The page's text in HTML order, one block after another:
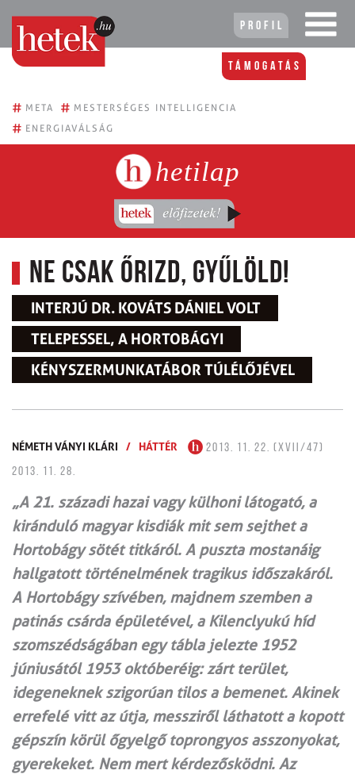
Profil
Támogatás
# META # MESTERSÉGES INTELLIGENCIA
# ENERGIAVÁLSÁG
hetilap
Ne csak őrizd, gyűlöld!
INTERJÚ DR. KOVÁTS DÁNIEL VOLT
TELEPESSEL, A HORTOBÁGYI
KÉNYSZERMUNKATÁBOR TÚLÉLŐJÉVEL
NÉMETH VÁNYI KLÁRI / HÁTTÉR
2013. 11. 22. (XVII/47)
2013. 11. 28.
„A 21. századi hazai vagy külhoni látogató, a
kiránduló magyar kisdiák mit sem sejthet a
Hortobágy sötét titkáról. A puszta mostanáig
hallgatott történelmének tragikus időszakáról.
A Hortobágy szívében, majdnem szemben a
patinás csárda épületével, a Kilenclyukú híd
szomszédságában egy tábla jelezte 1952
júniusától 1953 októberéig: zárt terület,
idegeneknek szigorúan tilos a bemenet. Akinek
errefelé vitt az útja, messziről láthatott a kopott
gépszín körül őgyelgő toprongyos asszonyokat,
gyerekeket. Nem mert kérdezősködni. Az